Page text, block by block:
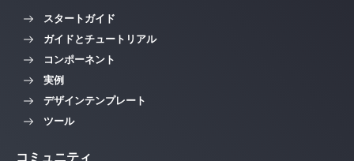
スタートガイド
ガイドとチュートリアル
コンポーネント
実例
デザインテンプレート
ツール
コミュニティ